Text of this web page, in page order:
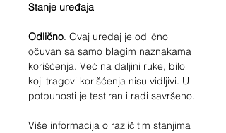
Stanje uređaja
Odlično. Ovaj uređaj je odlično
očuvan sa samo blagim naznakama
korišćenja. Već na daljini ruke, bilo
koji tragovi korišćenja nisu vidljivi. U
potpunosti je testiran i radi savršeno.
Više informacija o različitim stanjima